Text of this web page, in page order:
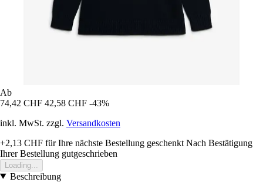
Ab
74,42 CHF 42,58 CHF -43%
inkl. MwSt. zzgl. Versandkosten
+2,13 CHF für Ihre nächste Bestellung geschenkt Nach Bestätigung
Ihrer Bestellung gutgeschrieben
Loading...
Beschreibung